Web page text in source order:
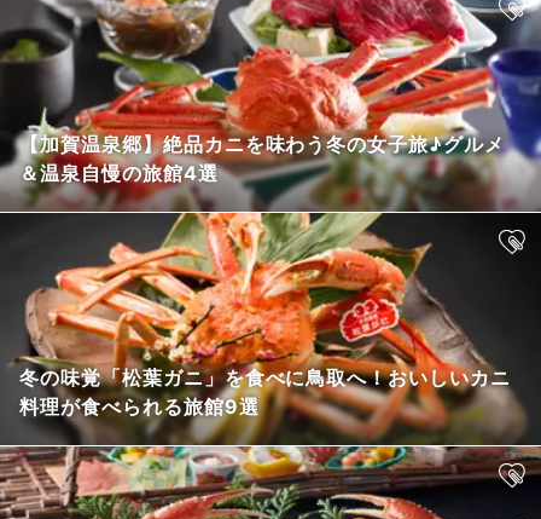
【加賀温泉郷】絶品カニを味わう冬の女子旅♪グルメ
＆温泉自慢の旅館4選
冬の味覚「松葉ガニ」を食べに鳥取へ！おいしいカニ
料理が食べられる旅館9選